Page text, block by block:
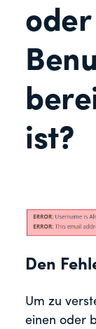
ist?
Den
Um zu
einen oder